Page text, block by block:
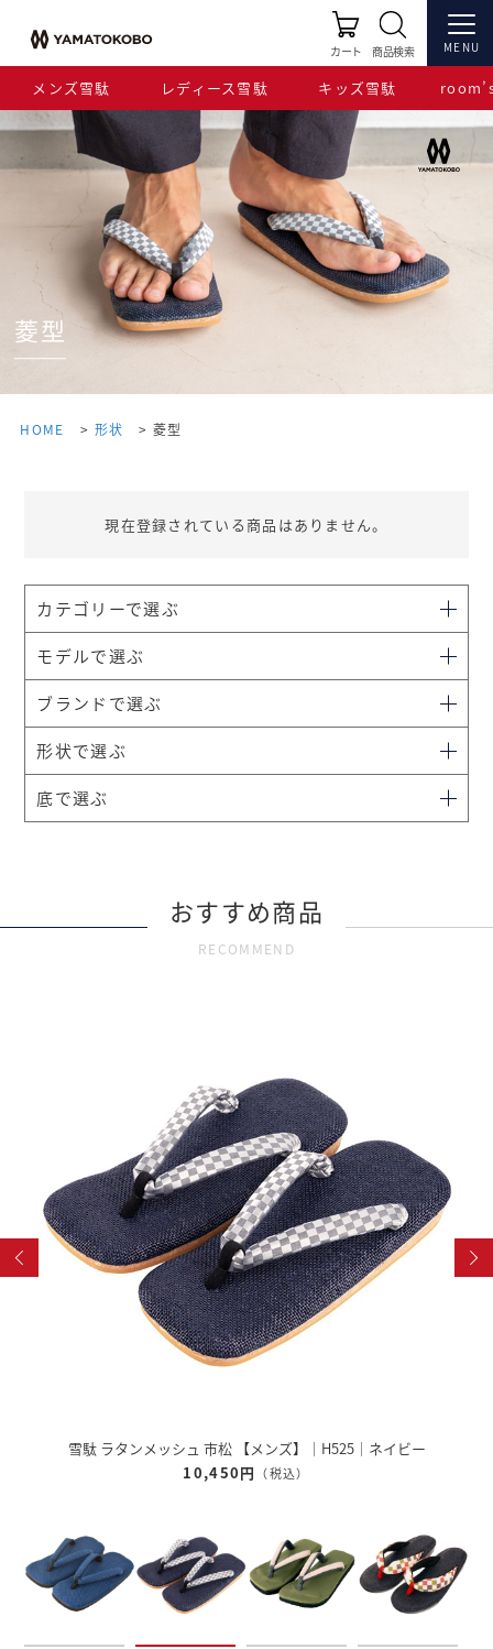
カート 商品検索
メンズ雪駄 レディース雪駄 キッズ雪駄
MENU
菱型
HOME 形状 菱型
現在登録されている商品はありません。
カテゴリーで選ぶ
モデルで選ぶ
ブランドで選ぶ
形状で選ぶ
底で選ぶ
おすすめ商品
RECOMMEND
雪駄 ラタンメッシュ 市松 【メンズ】｜H525｜ネイビー
10,450円 （税込）